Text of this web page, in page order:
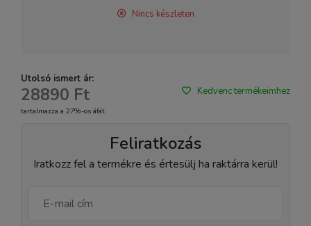
Nincs készleten
Utolsó ismert ár:
28890 Ft
tartalmazza a 27%-os áfát
Kedvenc termékeimhez
Feliratkozás
Iratkozz fel a termékre és értesülj ha raktárra kerül!